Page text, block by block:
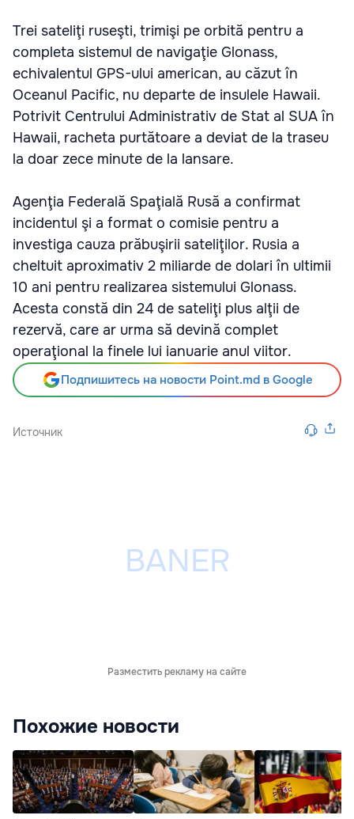
Trei sateliţi ruseşti, trimişi pe orbită pentru a
completa sistemul de navigaţie Glonass,
echivalentul GPS-ului american, au căzut în
Oceanul Pacific, nu departe de insulele Hawaii.
Potrivit Centrului Administrativ de Stat al SUA în
Hawaii, racheta purtătoare a deviat de la traseu
la doar zece minute de la lansare.
Agenţia Federală Spaţială Rusă a confirmat
incidentul şi a format o comisie pentru a
investiga cauza prăbuşirii sateliţilor. Rusia a
cheltuit aproximativ 2 miliarde de dolari în ultimii
10 ani pentru realizarea sistemului Glonass.
Acesta constă din 24 de sateliţi plus alţii de
rezervă, care ar urma să devină complet
operaţional la finele lui ianuarie anul viitor.
Подпишитесь на новости Point.md в Google
Источник
Разместить рекламу на сайте
Похожие новости